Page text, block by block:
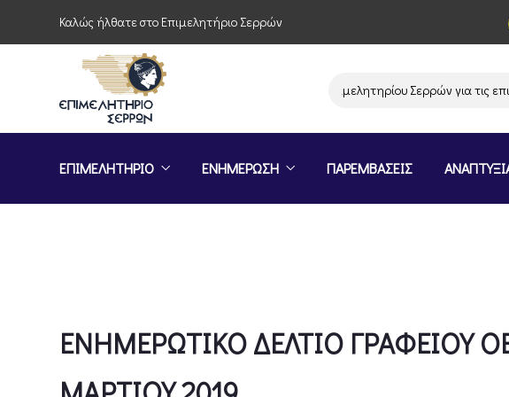
Καλώς ήλθατε στο Επιμελητήριο Σερρών
Παρέμβαση του Επιμελητηρίου Σερρών για τις
ΕΠΙΜΕΛΗΤΗΡΙΟ ΕΝΗΜΕΡΩΣΗ ΠΑΡΕΜΒΑΣΕΙΣ
ΕΝΗΜΕΡΩΤΙΚΟ ΔΕΛΤΙΟ ΓΡΑΦΕΙΟΥ